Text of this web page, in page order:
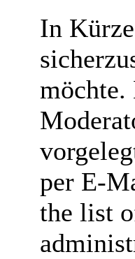
In
möchte.
per E-
the list